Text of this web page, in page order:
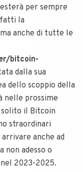
per sempre
la
anche di tutte le
bitcoin-
dalla sua
dello scoppio della
nelle prossime
il Bitcoin
straordinari
anche ad
non adesso o
2023-2025.